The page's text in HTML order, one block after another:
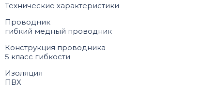
Технические характеристики
Проводник
гибкий медный проводник
Конструкция проводника
5 класс гибкости
Изоляция
ПВХ